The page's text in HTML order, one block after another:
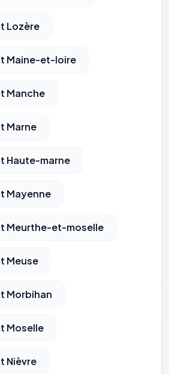
Lozère
Maine-et-loire
Manche
Marne
Haute-marne
Mayenne
Meurthe-et-moselle
Meuse
Morbihan
Moselle
Nièvre